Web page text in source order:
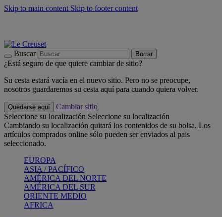
Skip to main content Skip to footer content
Buscar Borrar
¿Está seguro de que quiere cambiar de sitio?
Su cesta estará vacía en el nuevo sitio. Pero no se preocupe,
nosotros guardaremos su cesta aquí para cuando quiera volver.
Quedarse aquí
Cambiar sitio
Seleccione su localización Seleccione su localización
Cambiando su localización quitará los contenidos de su bolsa. Los
artículos comprados online sólo pueden ser enviados al pais
seleccionado.
EUROPA
ASIA / PACÍFICO
AMÉRICA DEL NORTE
AMÉRICA DEL SUR
ORIENTE MEDIO
AFRICA